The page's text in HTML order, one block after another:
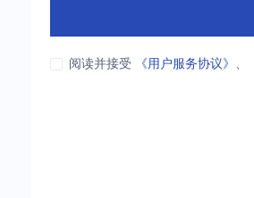
阅读并接受 《用户服务协议》 、